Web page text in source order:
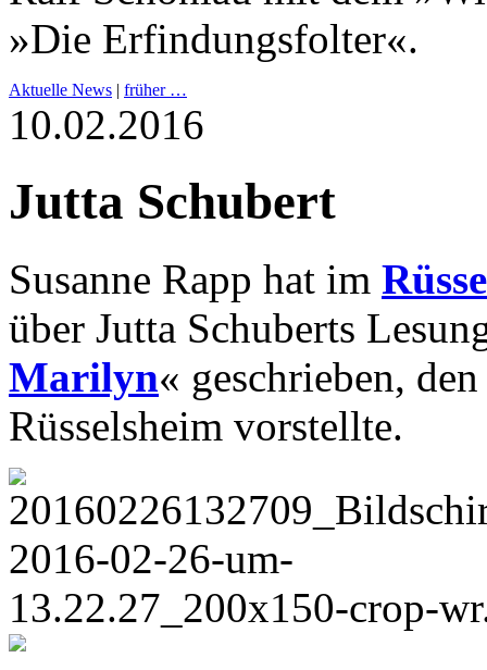
»Die Erfindungsfolter«.
Aktuelle News | früher …
10.02.2016
Jutta Schubert
Susanne Rapp hat im
über Jutta Schuberts
Marilyn« geschrieben,
Rüsselsheim vorstellte.